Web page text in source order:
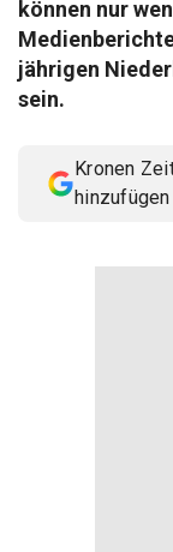
© Krone
Muthgasse 2,
können nur
jährigen
sein.
Kronen
hinzufügen